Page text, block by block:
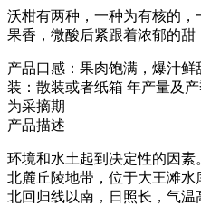
沃柑有两种，一种为有核的
果香，微酸后紧跟着浓郁的甜
产品口感：果肉饱满，爆汁
装：散装或者纸箱 年产量及
为采摘期
产品描述
环境和水土起到决定性的因
北麓丘陵地带，位于大王滩
北回归线以南，日照长，气温